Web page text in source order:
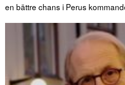
en bättre chans i Perus